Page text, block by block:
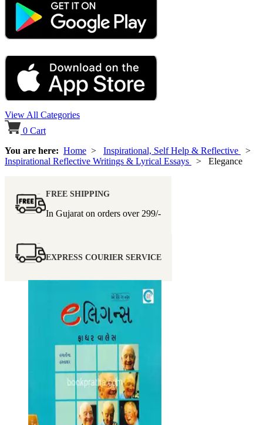
View All Categories
0 Cart
You are here: Home > Inspirational, Self Help & Reflective
>
Inspirational Reflective Writings & Lyrical Essays
> Elegance
FREE SHIPPING
In Gujarat on orders over 299/-
EXPRESS COURIER SERVICE